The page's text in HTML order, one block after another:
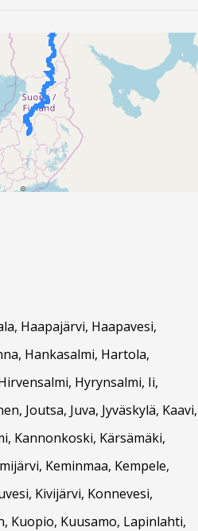
Haapajärvi, Haapavesi,
Hankasalmi, Hartola,
Hyrynsalmi, Ii,
Joutsa, Juva, Jyväskylä, Kaavi,
Kannonkoski, Kärsämäki,
Keminmaa, Kempele,
Kivijärvi, Konnevesi,
Kuopio, Kuusamo, Lapinlahti,